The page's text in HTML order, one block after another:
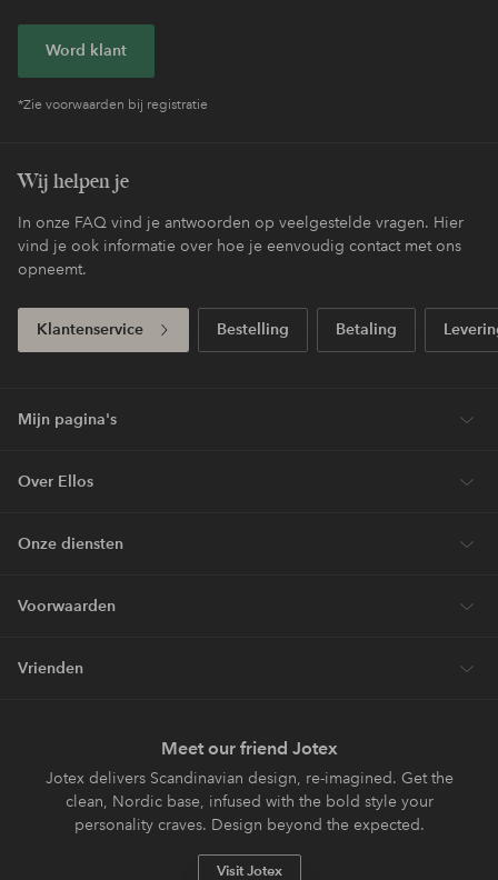
Word klant
*Zie voorwaarden bij registratie
Wij helpen je
In onze FAQ vind je antwoorden op veelgestelde vragen. Hier
vind je ook informatie over hoe je eenvoudig contact met ons
opneemt.
Klantenservice Bestelling Betaling
Mijn pagina's
Over Ellos
Onze diensten
Voorwaarden
Vrienden
Meet our friend Jotex
Jotex delivers Scandinavian design, re-imagined. Get the
clean, Nordic base, infused with the bold style your
personality craves. Design beyond the expected.
Visit Jotex